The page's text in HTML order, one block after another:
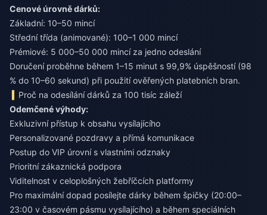
Cenové úrovně dárků:
Základní: 10–50 mincí
Střední třída (animované): 100–1 000 mincí
Prémiové: 5 000–50 000 mincí za jedno odeslání
Doručení proběhne během 1–15 minut s 99,9% úspěšností (98
% do 10–60 sekund) při použití ověřených platebních bran.
Proč na odesílání dárků za 100 tisíc záleží
Odemčené výhody:
Exkluzivní přístup k obsahu vysílajícího
Personalizované pozdravy a přímá komunikace
Postup do VIP úrovní s vlastními odznaky
Prioritní zákaznická podpora
Viditelnost v celoplošných žebříčcích platformy
Pro maximální dopad posílejte dárky během špičky (20:00–
23:00 v časovém pásmu vysílajícího) a během speciálních